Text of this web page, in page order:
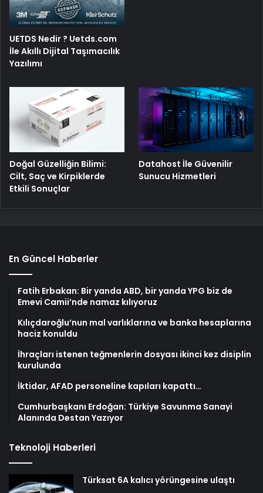
UETDS Nedir ? Uetds.com
İle Akıllı Dijital Taşımacılık
Yazılımı
Doğal Güzelliğin Bilimi:
Cilt, Saç ve Kirpiklerde
Etkili Sonuçlar
Datahost İle Güvenilir
Sunucu Hizmetleri
En Güncel Haberler
Fatih Erbakan: Bir yanda ABD, bir yanda YPG biz de
Emevi Camii’nde namaz kılıyoruz
Kılıçdaroğlu’nun mal varlıklarına ve banka hesaplarına
haciz konuldu
İhraçları istenen teğmenlerin dosyası ikinci kez disiplin
kurulunda
İktidar, AFAD personeline kapıları kapattı…
Cumhurbaşkanı Erdoğan: Türkiye Savunma Sanayi
Alanında Destan Yazıyor
Teknoloji Haberleri
Türksat 6A kalıcı yörüngesine ulaştı